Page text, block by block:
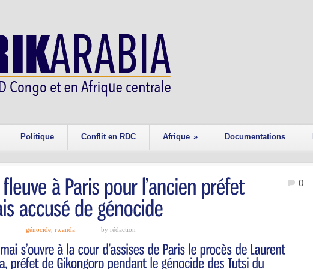
Politique Conflit en RDC Afrique » Documentations
0
génocide rwanda by rédaction